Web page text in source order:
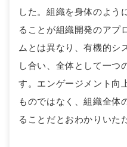
した。組織を身体のよう
ることが組織開発のアプ
ムとは異なり、有機的シ
し合い、全体として一つ
す。エンゲージメント向
ものではなく、組織全体
ることだとおわかりいた